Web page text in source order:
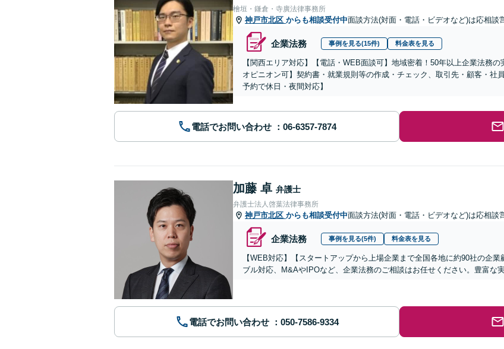
檜垣・鎌倉・寺廣法律事務所
神戸市北区 からも相談受付中面談方法(対面・電話・ビデオなど)は応相談
企業法務 事例を見る(15件) 料金表を見る
【関西エリア対応】【電話・WEB面談可】地域密着！50年以上企業法務
オピニオン可】契約書・就業規則等の作成・チェック、取引先・顧客・社
予約で休日・夜間対応】
電話でお問い合わせ
加藤 卓 弁護士
弁護士法人啓葉法律事務所
神戸市北区 からも相談受付中面談方法(対面・電話・ビデオなど)は応相談
企業法務 事例を見る(5件) 料金表を見る
【WEB対応】【スタートアップから上場企業まで全国各地に約90社の企
ブル対応、M&AやIPOなど、企業法務のご相談はお任せください。豊富な
電話でお問い合わせ